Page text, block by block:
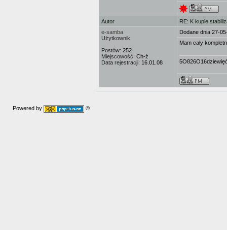
Autor
RE: K kupie
e-samba
Użytkownik
Postów: 252
Miejscowość: Ch-ż
Data rejestracji: 16.01.08
Dodane dnia 27-
Mam cały
Powered by ©